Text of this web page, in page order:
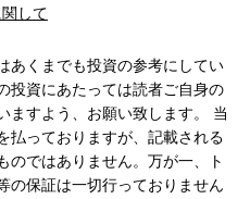
して
あくまでも投資の参考にしてい
投資にあたっては読者ご自身の
ますよう、お願い致します。 当
払っておりますが、記載される
のではありません。万が一、ト
の保証は一切行っておりません